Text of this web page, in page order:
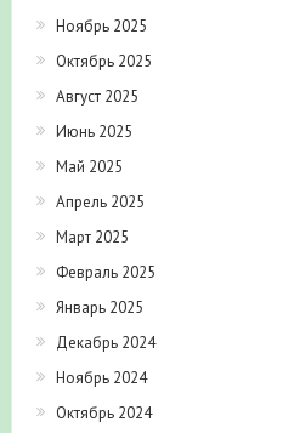
Ноябрь 2025
Октябрь 2025
Август 2025
Июнь 2025
Май 2025
Апрель 2025
Март 2025
Февраль 2025
Январь 2025
Декабрь 2024
Ноябрь 2024
Октябрь 2024